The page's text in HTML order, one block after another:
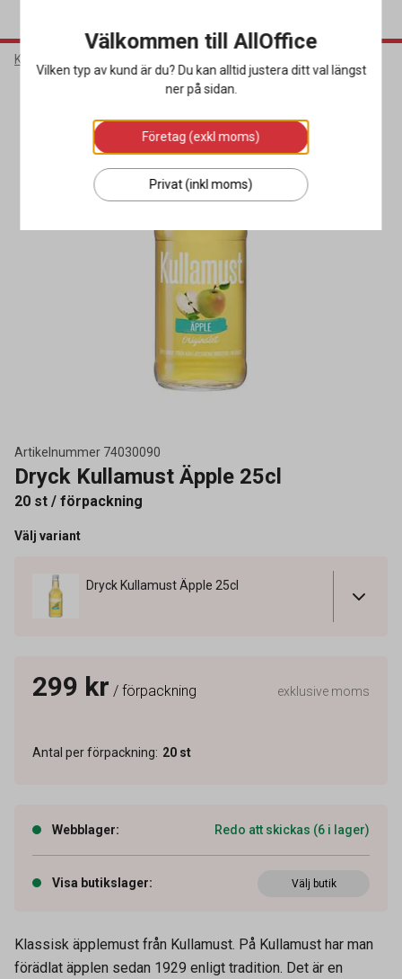
Kök & Servering
Artikelnummer 74030090
Dryck Kullamust Äpple 25cl
20 st / förpackning
Välj variant
Dryck Kullamust Äpple 25cl
299 kr / förpackning exklusive moms
Antal per förpackning: 20 st
Webblager: Redo att skickas (6 i lager)
Visa butikslager: Välj butik
Klassisk äpplemust från Kullamust. På Kullamust har man
förädlat äpplen sedan 1929 enligt tradition. Det är en
Välkommen till AllOffice
Vilken typ av kund är du? Du kan alltid justera ditt val längst
ner på sidan.
Företag (exkl moms)
Privat (inkl moms)